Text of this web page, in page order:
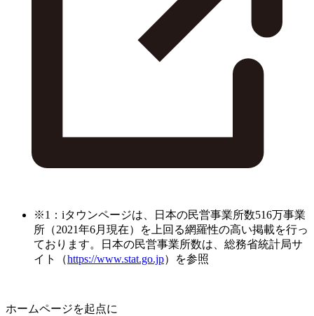
※1：iタウンページは、日本の民営事業所数516万事業
所（2021年6月現在）を上回る網羅性の高い掲載を行っ
ております。日本の民営事業所数は、総務省統計局サ
イト（https://www.stat.go.jp）を参照
ホームページを起点に